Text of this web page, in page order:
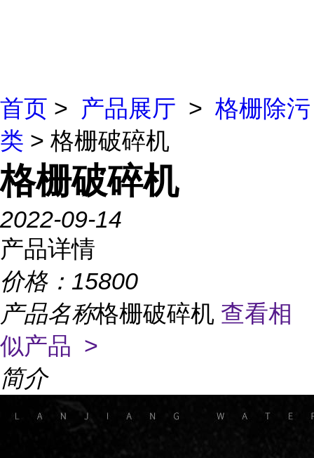
首页 > 产品展厅 > 格栅除污
类 > 格栅破碎机
格栅破碎机
2022-09-14
产品详情
价格： 15800
产品名称格栅破碎机 查看相
似产品 >
简介